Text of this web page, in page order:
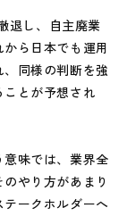
退し、自主廃業
ら日本でも運用
同様の判断を強
とが予想され
味では、業界全
やり方があまり
ークホルダーへ